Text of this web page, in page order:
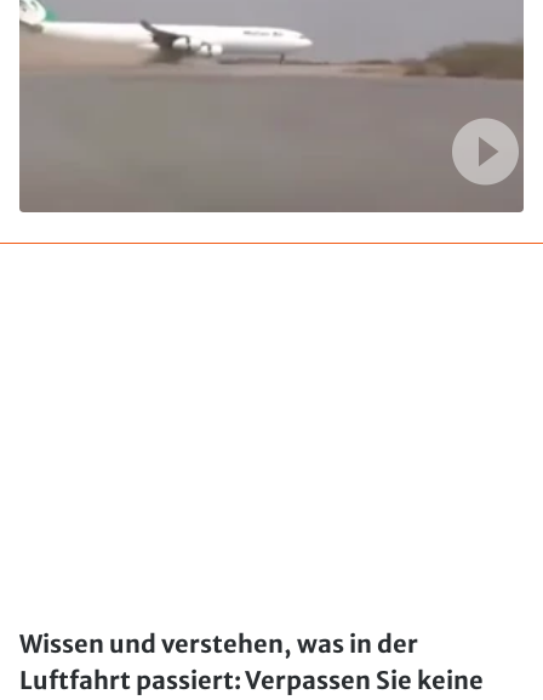
Wissen und verstehen, was in der
Luftfahrt passiert: Verpassen Sie keine